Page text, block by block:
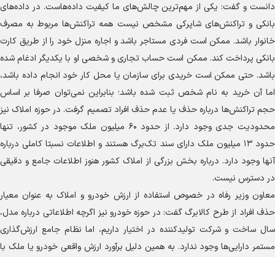
دانست و گفت: یکی از مهم‌ترین چالش‌های ما کیفیت داده‌هاست. در داده‌های
بانکی و تراکنش‌های شاپرکی مشخص نیست همه تراکنش‌ها مربوط به مصرف
خانوار باشد. ممکن است فردی مستاجر باشد و اجاره منزل خود را از طریق کارت
بانکی پرداخت کند. ممکن است حساب تجاری و شخصی او با یکدیگر ادغام شده
باشد. حتی ممکن است خریدی برای سازمان یا محل کار خود انجام داده باشد،
اما آن خرید به نام شخص ثبت شده باشد؛ بنابراین نمی‌توان صرفا بر اساس
حجم تراکنش‌ها درباره حذف یا عدم حذف افراد تصمیم گرفت. در حوزه املاک نیز
محدودیت جدی وجود دارد. از حدود ۶۰ میلیون ملک موجود در کشور، تنها
حدود ۱۳ میلیون ملک دارای سند تک‌برگ هستند و اطلاعات نسبتا کاملی درباره
آنها وجود دارد. درباره بخش بزرگی از املاک کشور هنوز اطلاعات جامع و دقیقی
در دسترس نیست.
معاون وزیر رفاه در خصوص استفاده از ارزش خودرو و املاک به عنوان معیار
حذف افراد از طرح کالابرگ گفت: در حوزه خودرو نیز اگرچه اطلاعاتی درباره مدل،
سال ساخت و شرکت تولیدکننده در اختیار داریم، اما نظام جامع ارزش‌گذاری
مستمر دارایی‌ها وجود ندارد. به همین دلیل برآورد ارزش واقعی خودرو یا ملک با